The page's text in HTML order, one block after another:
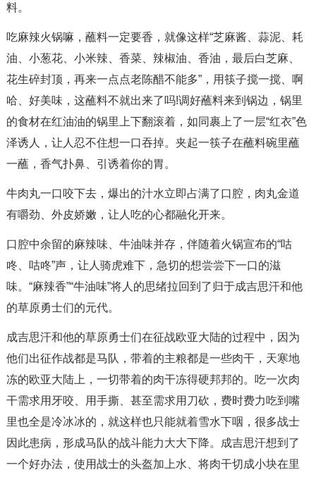
料。
吃麻辣火锅嘛，蘸料一定要香，就像这样“芝麻酱、蒜泥、耗
油、小葱花、小米辣、香菜、辣椒油、香油，最后白芝麻、
花生碎封顶，再来一点点老陈醋不能多”，用筷子搅一搅、啊
哈、好美味，这蘸料不就出来了吗!调好蘸料来到锅边，锅里
的食材在红油油的锅里上下翻滚着，如同裹上了一层“红衣”色
泽诱人，让人忍不住想一口吞掉。夹起一筷子在蘸料碗里蘸
一蘸，香气扑鼻、引诱着你的胃。
牛肉丸一口咬下去，爆出的汁水立即占满了口腔，肉丸金道
有嚼劲、外皮娇嫩，让人吃的心都融化开来。
口腔中余留的麻辣味、牛油味并存，伴随着火锅宣布的“咕
咚、咕咚”声，让人骑虎难下，急切的想尝尝下一口的滋
味。“麻辣香”“牛油味”将人的思绪拉回到了归于成吉思汗和他
的草原勇士们的元代。
成吉思汗和他的草原勇士们在征战欧亚大陆的过程中，因为
他们出征作战都是马队，带着的主粮都是一些肉干，天寒地
冻的欧亚大陆上，一切带着的肉干冻得硬邦邦的。吃一次肉
干需求用牙咬、用手撕、甚至需求用刀砍，费时费力吃到嘴
里也全是冷冰冰的，就这样也只能就着雪水下咽，很多战士
因此患病，形成马队的战斗能力大大下降。成吉思汗想到了
一个好办法，使用战士的头盔加上水、将肉干切成小块在里